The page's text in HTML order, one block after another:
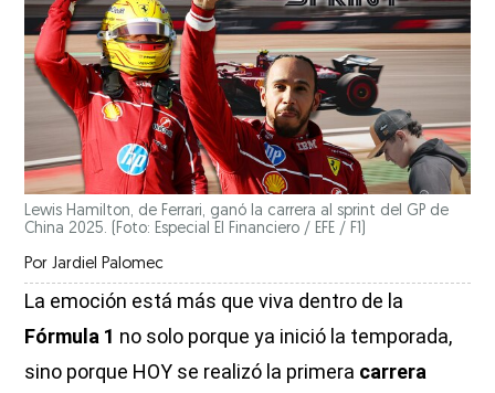
Lewis Hamilton, de Ferrari, ganó la carrera al sprint del GP de
China 2025. (Foto: Especial El Financiero / EFE / F1)
Por Jardiel Palomec
La emoción está más que viva dentro de la
Fórmula 1 no solo porque ya inició la temporada,
sino porque HOY se realizó la primera carrera